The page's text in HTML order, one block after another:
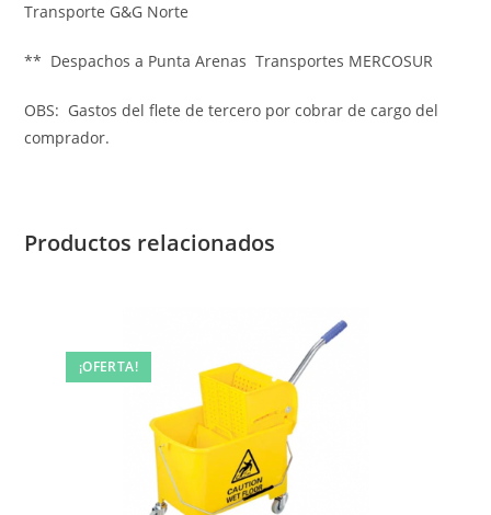
Transporte G&G Norte
** Despachos a Punta Arenas Transportes MERCOSUR
OBS: Gastos del flete de tercero por cobrar de cargo del
comprador.
Productos relacionados
¡OFERTA!